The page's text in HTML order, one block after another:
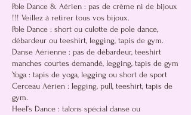
Pole Dance & Aérien : pas de crème ni de bijoux
!!! Veillez à retirer tous vos bijoux.
Pole Dance : short ou culotte de pole dance,
débardeur ou teeshirt, legging, tapis de gym.
Danse Aérienne : pas de débardeur, teeshirt
manches courtes demandé, legging, tapis de gym
Yoga : tapis de yoga, legging ou short de sport
Cerceau Aérien : legging, pull, teeshirt, tapis de
gym.
Heel’s Dance : talons spécial danse ou